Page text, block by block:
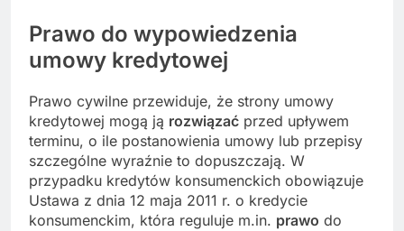
Prawo do wypowiedzenia
umowy kredytowej
Prawo cywilne przewiduje, że strony umowy
kredytowej mogą ją rozwiązać przed upływem
terminu, o ile postanowienia umowy lub przepisy
szczególne wyraźnie to dopuszczają. W
przypadku kredytów konsumenckich obowiązuje
Ustawa z dnia 12 maja 2011 r. o kredycie
konsumenckim, która reguluje m.in. prawo do